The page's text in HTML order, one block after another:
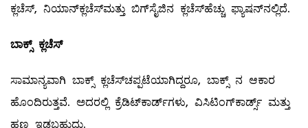
ಕ್ಲಚೆಸ್‌, ನಿಯಾನ್‌ಕ್ಲಚೆಸ್‌ಮತ್ತು ಬಿಗ್‌ಸೈಜಿನ ಕ್ಲಚೆಸ್‌ಹೆಚ್ಚು ಫ್ಯಾಷನ್‌ನಲ್ಲಿದೆ.
ಬಾಕ್ಸ್ ಕ್ಲಚೆಸ್
ಸಾಮಾನ್ಯವಾಗಿ ಬಾಕ್ಸ್ ಕ್ಲಚೆಸ್‌ಚಪ್ಪಟೆಯಾಗಿದ್ದರೂ, ಬಾಕ್ಸ್ ನ ಆಕಾರ
ಹೊಂದಿರುತ್ತವೆ. ಅದರಲ್ಲಿ ಕ್ರೆಡಿಟ್‌ಕಾರ್ಡ್‌ಗಳು, ವಿಸಿಟಿಂಗ್‌ಕಾರ್ಡ್ಸ್ ಮತ್ತು
ಹಣ ಇಡಬಹುದು.